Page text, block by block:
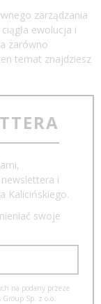
zarządzania
ewolucja i
zarówno
temat znajdziesz
i
Kalicińskiego.
swoje
na podany przeze
Sp. z o.o.